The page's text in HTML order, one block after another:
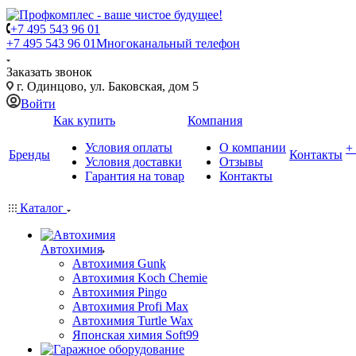
+7 495 543 96 01
+7 495 543 96 01Многоканальный телефон
Заказать звонок
г. Одинцово, ул. Баковская, дом 5
Войти
Бренды
Как купить
Условия оплаты
Условия доставки
Гарантия на товар
Компания
О компании
Отзывы
Контакты
Контакты
Каталог
Автохимия
Автохимия Gunk
Автохимия Koch Chemie
Автохимия Pingo
Автохимия Profi Max
Автохимия Turtle Wax
Японская химия Soft99